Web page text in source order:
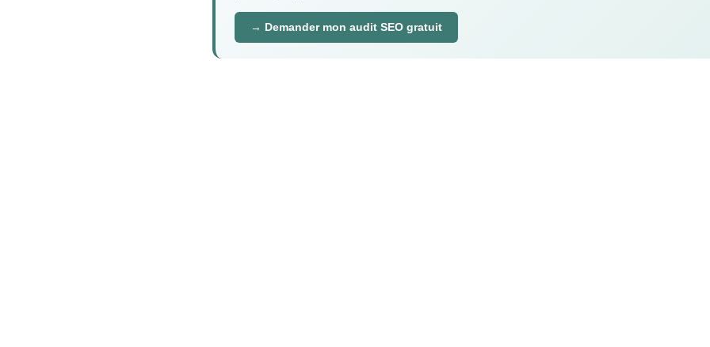
→ Demander mon audit SEO gratuit